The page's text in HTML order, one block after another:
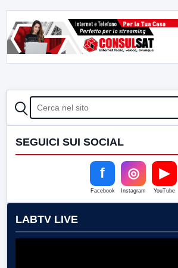
CERCA
SEGUICI SUI SOCIAL
f
Facebook
◎
Instagram
▶
YouTube
LABTV LIVE